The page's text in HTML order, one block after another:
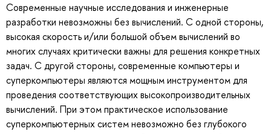
Современные научные исследования и инженерные
разработки невозможны без вычислений. С одной стороны,
высокая скорость и/или большой объем вычислений во
многих случаях критически важны для решения конкретных
задач. С другой стороны, современные компьютеры и
суперкомпьютеры являются мощным инструментом для
проведения соответствующих высокопроизводительных
вычислений. При этом практическое использование
суперкомпьютерных систем невозможно без глубокого